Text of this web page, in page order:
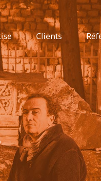
Clients